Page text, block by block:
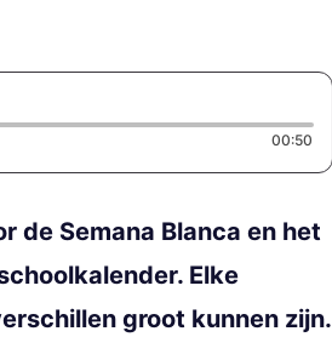
00:50
de Semana Blanca en het
Elke
groot kunnen zijn.